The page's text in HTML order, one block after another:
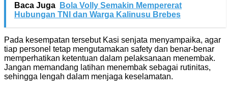
Baca Juga
Bola Volly Semakin Mempererat
Hubungan TNI dan Warga Kalinusu Brebes
Pada kesempatan tersebut Kasi senjata menyampaika, agar
tiap personel tetap mengutamakan safety dan benar-benar
memperhatikan ketentuan dalam pelaksanaan menembak.
Jangan memandang latihan menembak sebagai rutinitas,
sehingga lengah dalam menjaga keselamatan.